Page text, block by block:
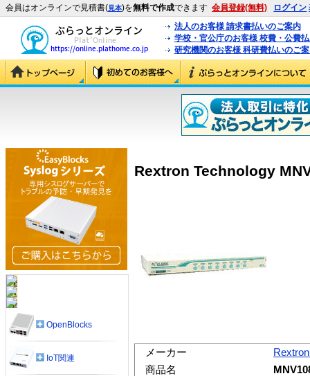
会員はオンラインで見積書(見本)を無料で作成できます 会員登録(無料) ログイン
法人のお客様 請求書払いのご案内
学校・官公庁のお客様 校費・公費
研究機関のお客様 科研費払いのご
Rextron Technology
メーカー
商品名
OpenBlocks
IoT関連